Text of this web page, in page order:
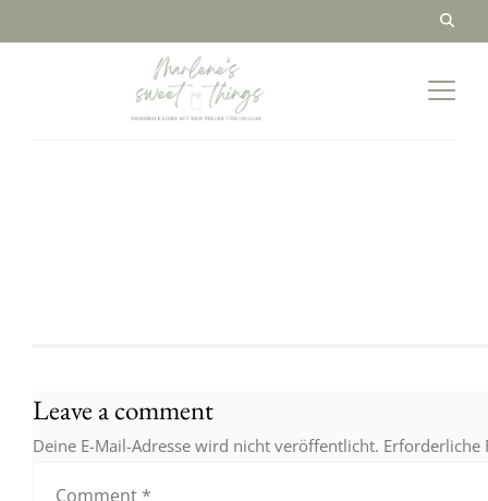
Leave a comment
Deine E-Mail-Adresse wird nicht veröffentlicht.